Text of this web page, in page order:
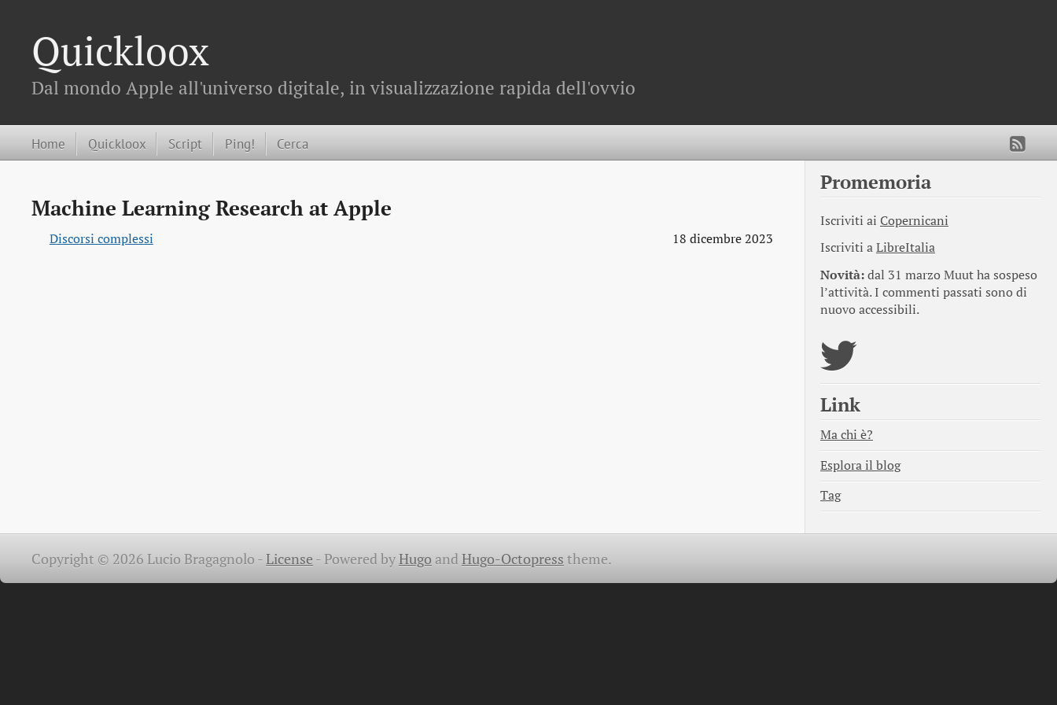
Quickloox
Dal mondo Apple all'universo digitale, in visualizzazione rapida dell'ovvio
Home Quickloox Script Ping! Cerca
Machine Learning Research at Apple
Discorsi complessi 18 dicembre 2023
Promemoria
Iscriviti ai Copernicani
Iscriviti aLibreItalia
Novità:dal 31 marzo Muut ha sospeso
l’attività. I commenti passati sono di
nuovo accessibili.
Link
Ma chi è?
Esplora il blog
Tag
Copyright © 2026 Lucio Bragagnolo -License -Powered byHugoandHugo-Octopress theme.